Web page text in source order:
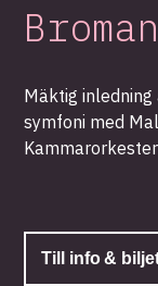
Mäktig
symfoni med
Till info &